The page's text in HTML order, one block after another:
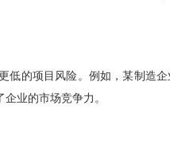
低的项目风险。例如，某制造
业的市场竞争力。